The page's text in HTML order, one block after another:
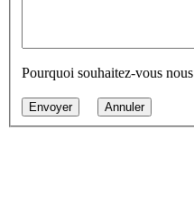
Pourquoi souhaitez-vous